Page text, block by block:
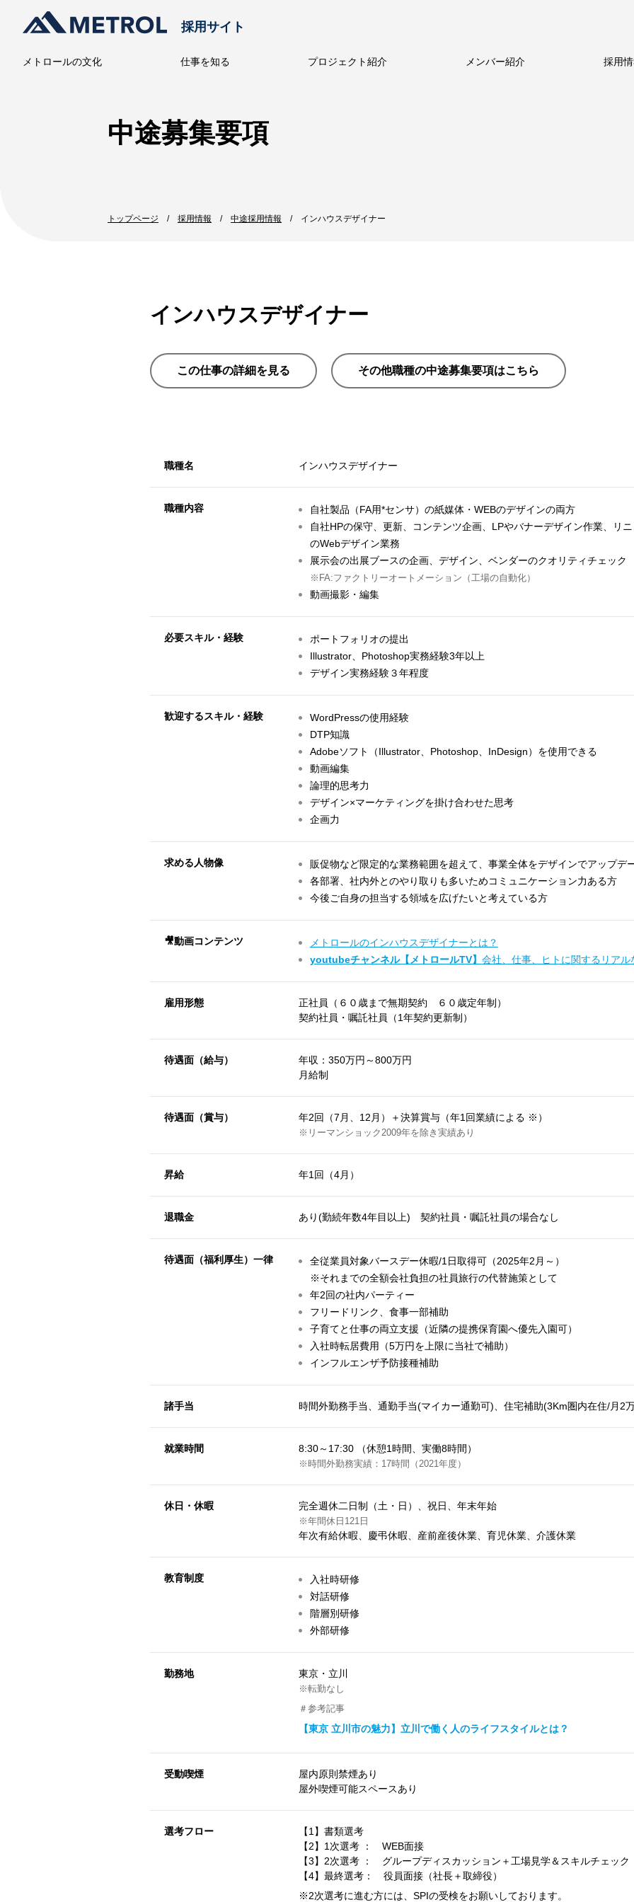
採用サイト
メトロールの文化 仕事を知る プロジェクト紹介 メンバー紹介 採用
中途募集要項
トップページ 採用情報 中途採用情報 インハウスデザイナー
インハウスデザイナー
この仕事の詳細を見る その他職種の中途募集要項はこちら
職種名 インハウスデザイナー
職種内容
自社製品（FA用*センサ）の紙媒体・WEBのデザインの両方
自社HPの保守、更新、コンテンツ企画、LPやバナーデザイン作業、リ
のWebデザイン業務
展示会の出展ブースの企画、デザイン、ベンダーのクオリティチェック
※FA:ファクトリーオートメーション（工場の自動化）
動画撮影・編集
必要スキル・経験
ポートフォリオの提出
Illustrator、Photoshop実務経験3年以上
デザイン実務経験３年程度
歓迎するスキル・経験
WordPressの使用経験
DTP知識
Adobeソフト（Illustrator、Photoshop、InDesign）を使用できる
動画編集
論理的思考力
デザイン×マーケティングを掛け合わせた思考
企画力
求める人物像
販促物など限定的な業務範囲を超えて、事業全体をデザインでアップデ
各部署、社内外とのやり取りも多いためコミュニケーション力ある方
今後ご自身の担当する領域を広げたいと考えている方
🎥動画コンテンツ
メトロールのインハウスデザイナーとは？
youtubeチャンネル【メトロールTV】 会社、仕事、ヒトに関するリアル
雇用形態
正社員（６０歳まで無期契約 ６０歳定年制）
契約社員・嘱託社員（1年契約更新制）
待遇面（給与）
年収：350万円～800万円
月給制
待遇面（賞与） 年2回（7月、12月）＋決算賞与（年1回業績による ※）
※リーマンショック2009年を除き実績あり
昇給 年1回（4月）
退職金 あり(勤続年数4年目以上) 契約社員・嘱託社員の場合なし
待遇面（福利厚生）一律
全従業員対象バースデー休暇/1日取得可（2025年2月～）
※それまでの全額会社負担の社員旅行の代替施策として
年2回の社内パーティー
フリードリンク、食事一部補助
子育てと仕事の両立支援（近隣の提携保育園へ優先入園可）
入社時転居費用（5万円を上限に当社で補助）
インフルエンザ予防接種補助
諸手当 時間外勤務手当、通勤手当(マイカー通勤可)、住宅補助(3Km圏内在住/月2
就業時間 8:30～17:30 （休憩1時間、実働8時間）
※時間外勤務実績：17時間（2021年度）
休日・休暇 完全週休二日制（土・日）、祝日、年末年始
※年間休日121日
年次有給休暇、慶弔休暇、産前産後休業、育児休業、介護休業
教育制度
入社時研修
対話研修
階層別研修
外部研修
勤務地 東京・立川
※転勤なし
＃参考記事
【東京 立川市の魅力】立川で働く人のライフスタイルとは？
受動喫煙
屋内原則禁煙あり
屋外喫煙可能スペースあり
選考フロー
【1】書類選考
【2】1次選考 ： WEB面接
【3】2次選考 ： グループディスカッション＋工場見学＆スキルチェック
【4】最終選考： 役員面接（社長＋取締役）
※2次選考に進む方には、SPIの受検をお願いしております。